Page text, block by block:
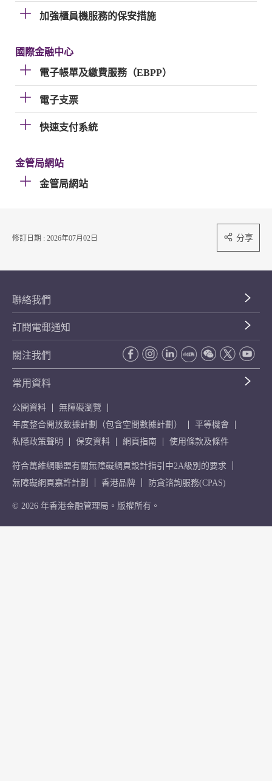
加強櫃員機服務的保安措施
國際金融中心
電子帳單及繳費服務（EBPP）
電子支票
快速支付系統
金管局網站
金管局網站
修訂日期 : 2026年07月02日 分享
聯絡我們
訂閱電郵通知
關注我們
常用資料
公開資料
無障礙瀏覽
年度整合開放數據計劃（包含空間數據計劃）
平等機會
私隱政策聲明
保安資料 網頁指南 使用條款及條件
符合萬維網聯盟有關無障礙網頁設計指引中2A級別的要求
無障礙網頁嘉許計劃
香港品牌 防貪諮詢服務(CPAS)
© 2026 年香港金融管理局。版權所有。